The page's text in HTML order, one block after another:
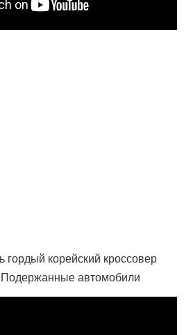
гордый корейский кроссовер
автомобили